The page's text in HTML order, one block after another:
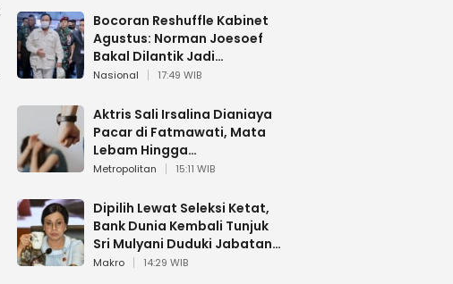
Bocoran Reshuffle Kabinet
Agustus: Norman Joesoef
Bakal Dilantik Jadi
Wamenhan RI
Nasional 17:49 WIB
Aktris Sali Irsalina Dianiaya
Pacar di Fatmawati, Mata
Lebam Hingga
Diselamatkan Polantas
Metropolitan 15:11 WIB
Dipilih Lewat Seleksi Ketat,
Bank Dunia Kembali Tunjuk
Sri Mulyani Duduki Jabatan
Strategis
Makro 14:29 WIB